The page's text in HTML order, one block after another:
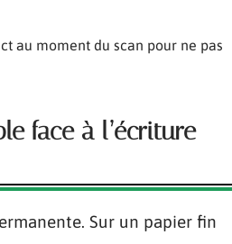
au moment du scan pour ne pas
face à l’écriture
Sur un papier fin